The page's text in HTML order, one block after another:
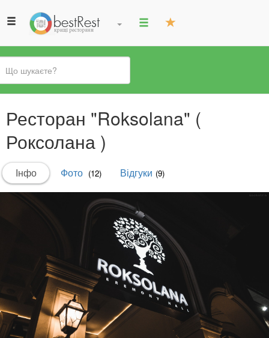
Ви
є
тут
Ресторан "Roksolana" (
Роксолана )
Первинні
вкладки
Інфо(активна
вкладка)
Фото (12) Відгуки (9)